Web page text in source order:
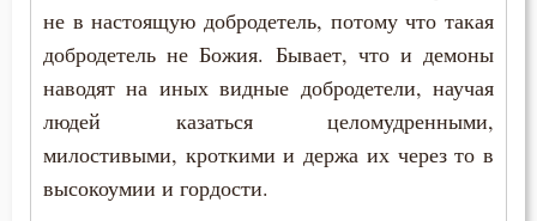
Плоть
Подвиг
Подвижничество
не в настоящую добродетель, потому что такая
добродетель не Божия. Бывает, что и демоны
наводят на иных видные добродетели, научая
людей казаться целомудренными,
милостивыми, кроткими и держа их через то в
высокоумии и гордости.